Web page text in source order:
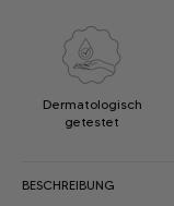
Dermatologisch
getestet
BESCHREIBUNG